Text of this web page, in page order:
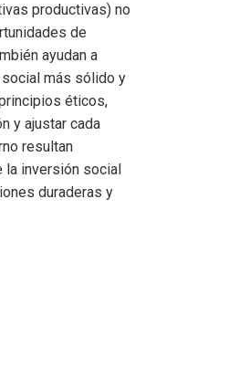
productivas) no
de
ayudan a
más sólido y
éticos,
y ajustar cada
resultan
la inversión social
duraderas y